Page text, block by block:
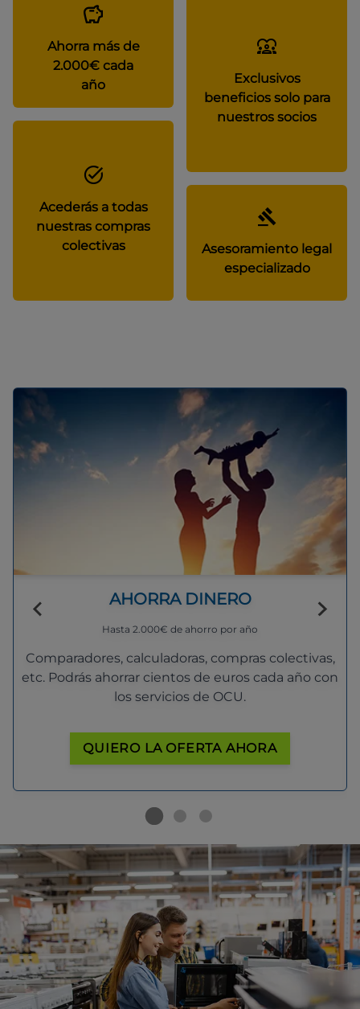
Ahorra más de
2.000€ cada
año
Exclusivos
beneficios solo para
nuestros socios
Acederás a todas
nuestras compras
colectivas
Asesoramiento legal
especializado
AHORRA DINERO
Hasta 2.000€ de ahorro por año
Comparadores, calculadoras, compras colectivas,
etc. Podrás ahorrar cientos de euros cada año con
los servicios de OCU.
QUIERO LA OFERTA AHORA